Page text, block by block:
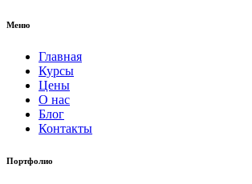
Меню
Главная
Курсы
Цены
О нас
Блог
Контакты
Портфолио